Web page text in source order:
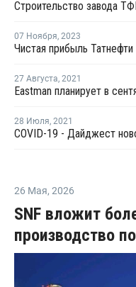
07 Ноября, 2023
27 Августа, 2021
28 Июля, 2021
COVID-19 - Дайджест
26 Мая, 2026
SNF вложит
производство